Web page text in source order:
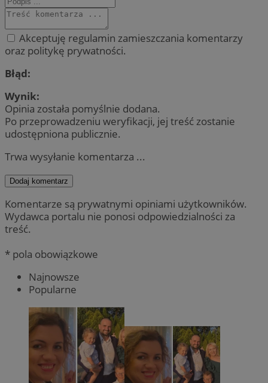
Akceptuję regulamin zamieszczania komentarzy
oraz politykę prywatności.
Błąd:
Wynik:
Opinia została pomyślnie dodana.
Po przeprowadzeniu weryfikacji, jej treść zostanie
udostępniona publicznie.
Trwa wysyłanie komentarza ...
Dodaj komentarz
Komentarze są prywatnymi opiniami użytkowników.
Wydawca portalu nie ponosi odpowiedzialności za
treść.
* pola obowiązkowe
Najnowsze
Popularne